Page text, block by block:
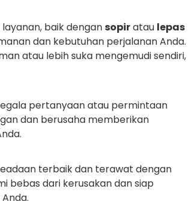
baik dengansopiratau lepas
dan kebutuhan perjalanan Anda.
atau lebih suka mengemudi sendiri,
pertanyaan atau permintaan
dan berusaha memberikan
terbaik dan terawat dengan
bebas dari kerusakan dan siap